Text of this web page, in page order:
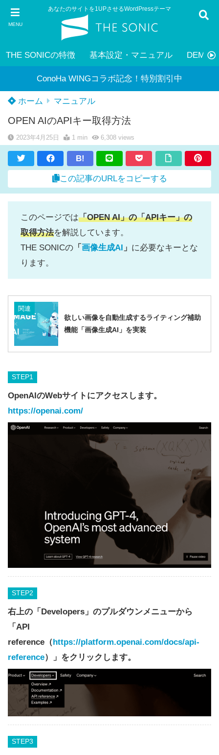
MENU
あなたのサイトを1UPさせるWordPressテーマ
THE SONICの特徴 基本設定・マニュアル DEMO
ConoHa WINGコラボ記念！特別割引中
ホーム マニュアル
OPEN AIのAPIキー取得方法
2023年4月25日 1 min 6,308views
B!
この記事のURLをコピーする
このページでは「OPEN AI」の「APIキー」の
取得方法を解説しています。
THE SONICの「 画像生成AI 」 に必要なキーとな
ります。
関連
欲しい画像を自動生成するライティング補助
機能「画像生成AI」を実装
STEP
OpenAIのWebサイトにアクセスします。
https://openai.com/
STEP
右上の「Developers」のプルダウンメニューから
「API
reference（https://platform.openai.com/docs/api-
reference）」をクリックします。
STEP